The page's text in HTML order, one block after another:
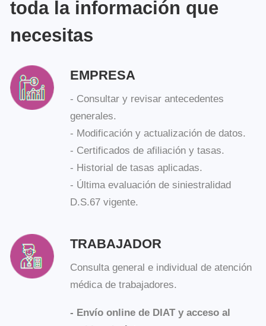
necesitas
- Consultar y revisar antecedentes
- Modificación y actualización de datos.
- Certificados de afiliación y tasas.
- Historial de tasas aplicadas.
- Última evaluación de siniestralidad
D.S.67 vigente.
TRABAJADOR
médica de trabajadores.
- Envío online de DIAT y acceso al
archivo de éstas.
- Descargar e imprimir formularios.